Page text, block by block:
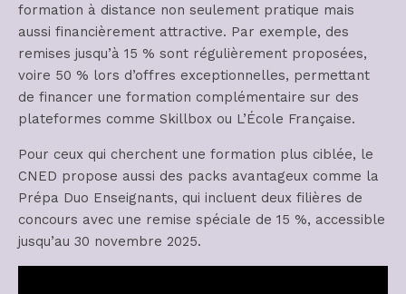
formation à distance non seulement pratique mais
aussi financièrement attractive. Par exemple, des
remises jusqu’à 15 % sont régulièrement proposées,
voire 50 % lors d’offres exceptionnelles, permettant
de financer une formation complémentaire sur des
plateformes comme Skillbox ou L’École Française.
Pour ceux qui cherchent une formation plus ciblée, le
CNED propose aussi des packs avantageux comme la
Prépa Duo Enseignants, qui incluent deux filières de
concours avec une remise spéciale de 15 %, accessible
jusqu’au 30 novembre 2025.